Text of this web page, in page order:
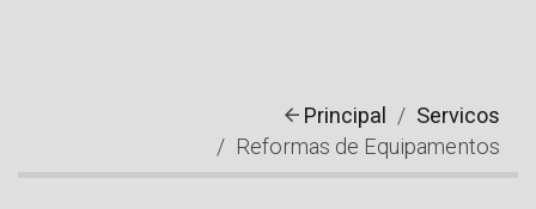
Principal
Servicos
Reformas de Equipamentos